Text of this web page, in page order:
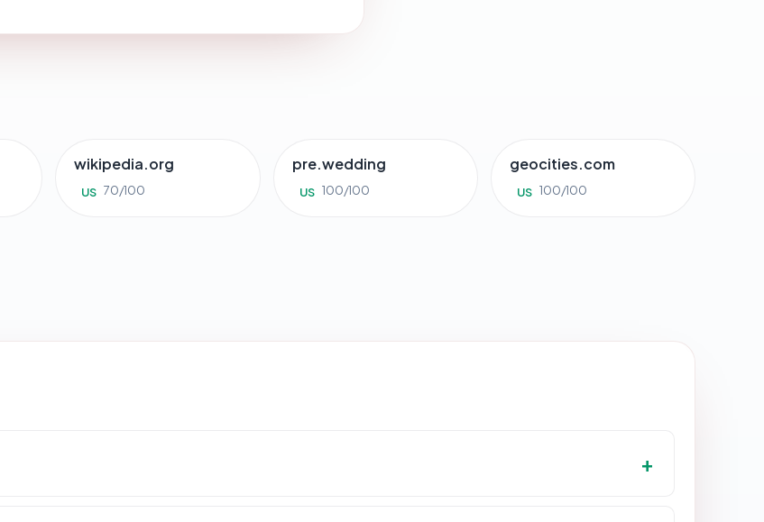
wikipedia.org
US 70/100
pre.wedding
US 100/100
geocities.com
US 100/100